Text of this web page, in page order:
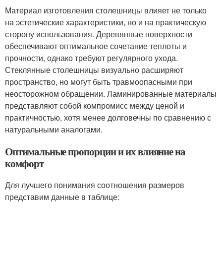
Материал изготовления столешницы влияет не только
на эстетические характеристики, но и на практическую
сторону использования. Деревянные поверхности
обеспечивают оптимальное сочетание теплоты и
прочности, однако требуют регулярного ухода.
Стеклянные столешницы визуально расширяют
пространство, но могут быть травмоопасными при
неосторожном обращении. Ламинированные материалы
представляют собой компромисс между ценой и
практичностью, хотя менее долговечны по сравнению с
натуральными аналогами.
Оптимальные пропорции и их влияние на
комфорт
Для лучшего понимания соотношения размеров
представим данные в таблице: